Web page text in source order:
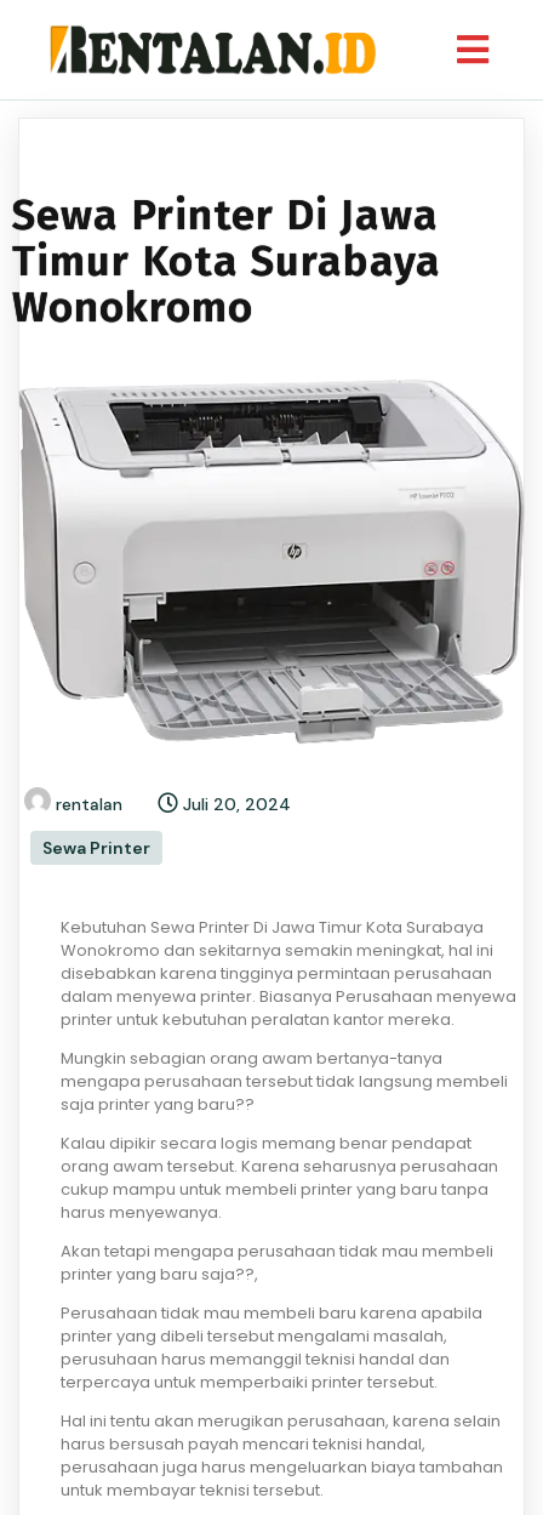
Sewa Printer Di Jawa
Timur Kota Surabaya
Wonokromo
rentalan
Juli 20, 2024
Sewa Printer
Kebutuhan Sewa Printer Di Jawa Timur Kota Surabaya
Wonokromo dan sekitarnya semakin meningkat, hal ini
disebabkan karena tingginya permintaan perusahaan
dalam menyewa printer. Biasanya Perusahaan menyewa
printer untuk kebutuhan peralatan kantor mereka.
Mungkin sebagian orang awam bertanya-tanya
mengapa perusahaan tersebut tidak langsung membeli
saja printer yang baru??
Kalau dipikir secara logis memang benar pendapat
orang awam tersebut. Karena seharusnya perusahaan
cukup mampu untuk membeli printer yang baru tanpa
harus menyewanya.
Akan tetapi mengapa perusahaan tidak mau membeli
printer yang baru saja??,
Perusahaan tidak mau membeli baru karena apabila
printer yang dibeli tersebut mengalami masalah,
perusuhaan harus memanggil teknisi handal dan
terpercaya untuk memperbaiki printer tersebut.
Hal ini tentu akan merugikan perusahaan, karena selain
harus bersusah payah mencari teknisi handal,
perusahaan juga harus mengeluarkan biaya tambahan
untuk membayar teknisi tersebut.